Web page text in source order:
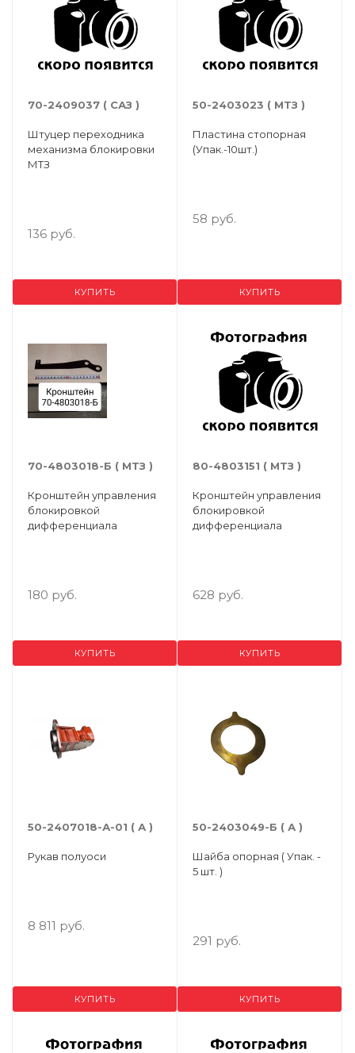
70-2409037 ( САЗ )
Штуцер переходника
механизма блокировки
МТЗ
136 руб.
КУПИТЬ
50-2403023 ( МТЗ )
Пластина стопорная
(Упак.-10шт.)
58 руб.
КУПИТЬ
70-4803018-Б ( МТЗ )
Кронштейн управления
блокировкой
дифференциала
180 руб.
КУПИТЬ
80-4803151 ( МТЗ )
Кронштейн управления
блокировкой
дифференциала
628 руб.
КУПИТЬ
50-2407018-А-01 ( А )
Рукав полуоси
8 811 руб.
КУПИТЬ
50-2403049-Б ( А )
Шайба опорная ( Упак. -
5 шт. )
291 руб.
КУПИТЬ